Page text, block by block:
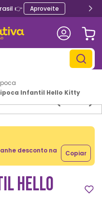
👉 Aproveite
Infantil Hello Kitty
desconto na
Copiar
HELLO